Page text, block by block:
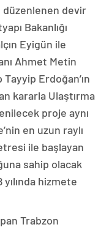
düzenlenen devir
Bakanlığı
Eyigün ile
Ahmet Metin
Erdoğan’ın
kararla Ulaştırma
proje aynı
en uzun raylı
ile başlayan
sahip olacak
yılında hizmete
Trabzon